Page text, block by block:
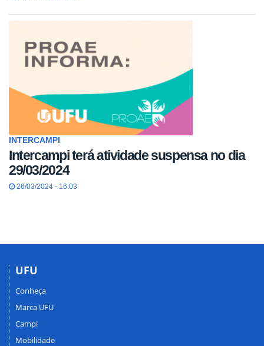
INTERCAMPI
Intercampi terá atividade suspensa no dia
29/03/2024
26/03/2024 - 16:03
UFU
Conheça
Marca UFU
Campi
Mobilidade